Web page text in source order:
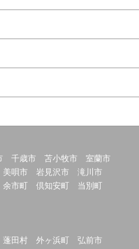
千歳市 苫小牧市
室蘭市
美唄市 岩見沢市
滝川市
余市町 倶知安町
当別町
蓬田村 外ヶ浜町
弘前市